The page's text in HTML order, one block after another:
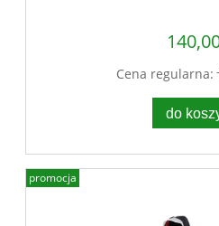
Cena regularna:
do
promocja